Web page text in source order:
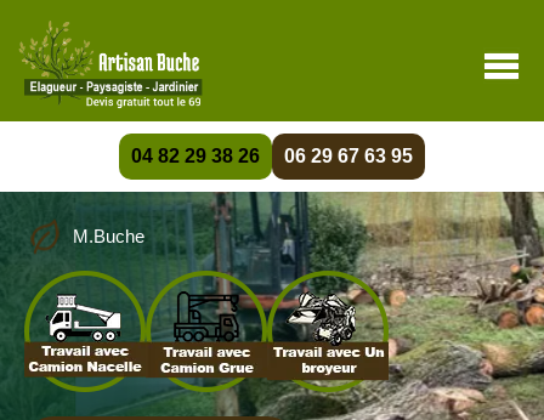
04 82 29 38 26 06 29 67 63 95
M.Buche